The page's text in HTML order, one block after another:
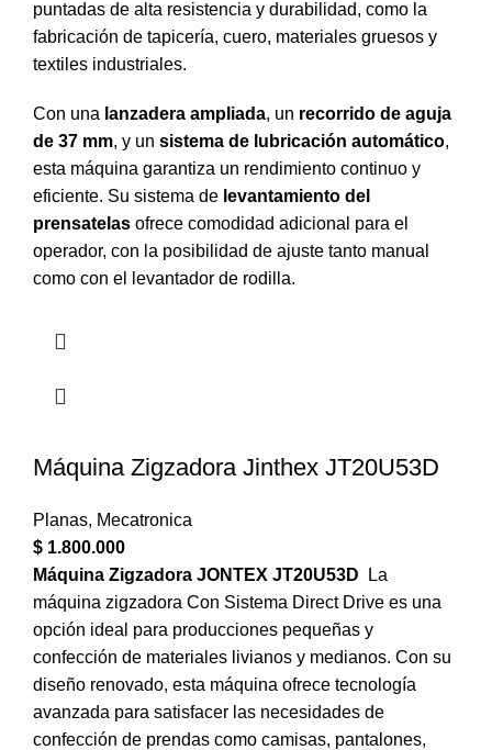
puntadas de alta resistencia y durabilidad, como la
fabricación de tapicería, cuero, materiales gruesos y
textiles industriales.
Con una lanzadera ampliada, un recorrido de aguja
de 37 mm, y un sistema de lubricación automático,
esta máquina garantiza un rendimiento continuo y
eficiente. Su sistema de levantamiento del
prensatelas ofrece comodidad adicional para el
operador, con la posibilidad de ajuste tanto manual
como con el levantador de rodilla.
Máquina Zigzadora Jinthex JT20U53D
Planas, Mecatronica
$ 1.800.000
Máquina Zigzadora JONTEX JT20U53D
La
máquina zigzadora Con Sistema Direct Drive es una
opción ideal para producciones pequeñas y
confección de materiales livianos y medianos. Con su
diseño renovado, esta máquina ofrece tecnología
avanzada para satisfacer las necesidades de
confección de prendas como camisas, pantalones,